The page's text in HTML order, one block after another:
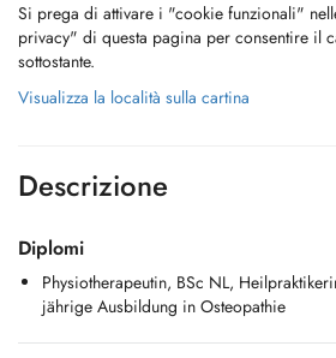
Si prega di attivare i "cookie funzionali"
privacy" di questa pagina per consentire il
sottostante.
Visualizza la località sulla cartina
Descrizione
Diplomi
Physiotherapeutin, BSc NL,
jährige Ausbildung in Osteopathie